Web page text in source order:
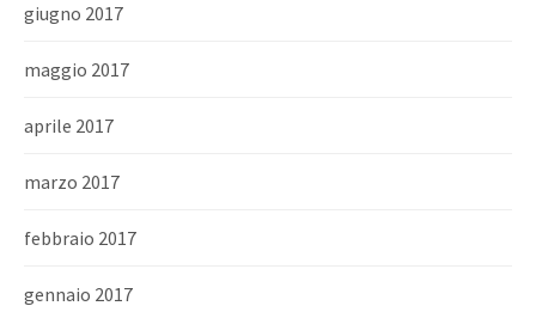
giugno 2017
maggio 2017
aprile 2017
marzo 2017
febbraio 2017
gennaio 2017